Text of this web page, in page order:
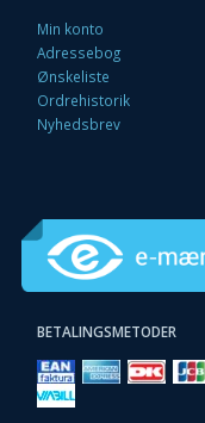
Min konto
Adressebog
Ønskeliste
Ordrehistorik
Nyhedsbrev
BETALINGSMETODER